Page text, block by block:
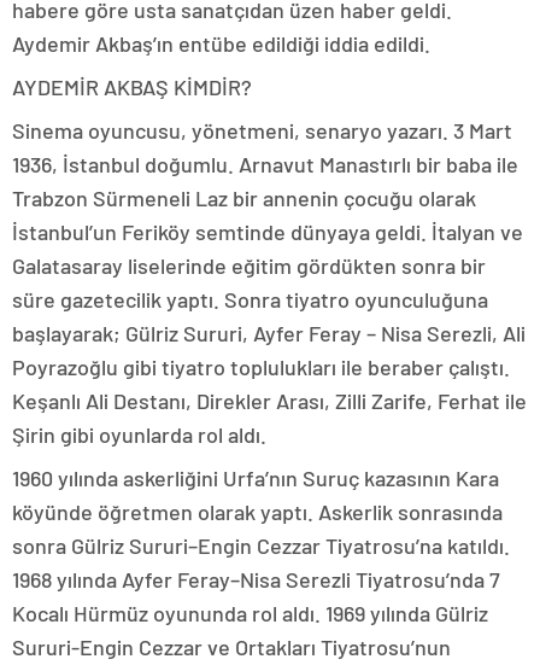
habere göre usta sanatçıdan üzen haber geldi.
Aydemir Akbaş’ın entübe edildiği iddia edildi.
AYDEMİR AKBAŞ KİMDİR?
Sinema oyuncusu, yönetmeni, senaryo yazarı. 3 Mart
1936, İstanbul doğumlu. Arnavut Manastırlı bir baba ile
Trabzon Sürmeneli Laz bir annenin çocuğu olarak
İstanbul’un Feriköy semtinde dünyaya geldi. İtalyan ve
Galatasaray liselerinde eğitim gördükten sonra bir
süre gazetecilik yaptı. Sonra tiyatro oyunculuğuna
başlayarak; Gülriz Sururi, Ayfer Feray – Nisa Serezli, Ali
Poyrazoğlu gibi tiyatro toplulukları ile beraber çalıştı.
Keşanlı Ali Destanı, Direkler Arası, Zilli Zarife, Ferhat ile
Şirin gibi oyunlarda rol aldı.
1960 yılında askerliğini Urfa’nın Suruç kazasının Kara
köyünde öğretmen olarak yaptı. Askerlik sonrasında
sonra Gülriz Sururi–Engin Cezzar Tiyatrosu’na katıldı.
1968 yılında Ayfer Feray–Nisa Serezli Tiyatrosu’nda 7
Kocalı Hürmüz oyununda rol aldı. 1969 yılında Gülriz
Sururi-Engin Cezzar ve Ortakları Tiyatrosu’nun